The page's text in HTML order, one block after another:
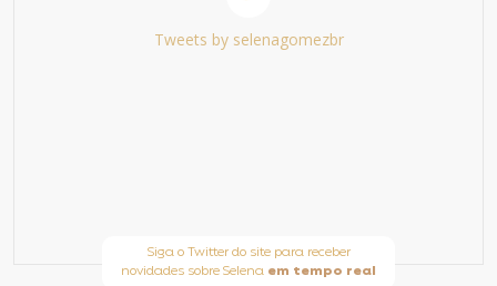
Tweets by selenagomezbr
Siga o Twitter do site para receber
novidades sobre Selena em tempo real